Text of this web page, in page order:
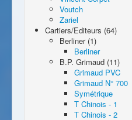
Voutch
Zariel
Cartiers/Editeurs (64)
Berliner (1)
Berliner
B.P. Grimaud (11)
Grimaud PVC
Grimaud N° 700
Symétrique
T Chinois - 1
T Chinois - 2